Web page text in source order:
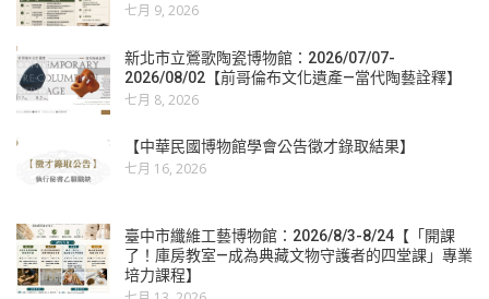
七月 9, 2026
新北市立鶯歌陶瓷博物館：2026/07/07-
2026/08/02【前哥倫布文化遺產—當代陶藝詮釋】
七月 8, 2026
【中華民國博物館學會公告徵才錄取結果】
七月 16, 2026
臺中市纖維工藝博物館：2026/8/3-8/24【「開課
了！庫房教室—成為典藏文物守護者的四堂課」專業
培力課程】